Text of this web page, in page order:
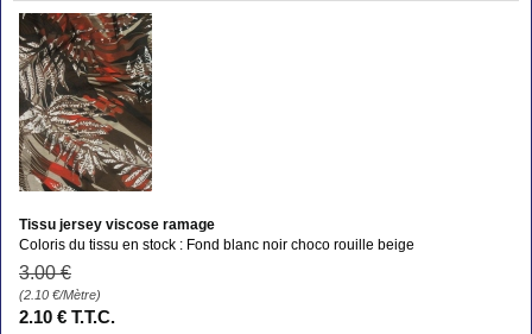
Tissu jersey viscose ramage
Coloris du tissu en stock : Fond blanc noir choco rouille beige
3.00 €
(2.10 €/Mètre)
2.10 € T.T.C.